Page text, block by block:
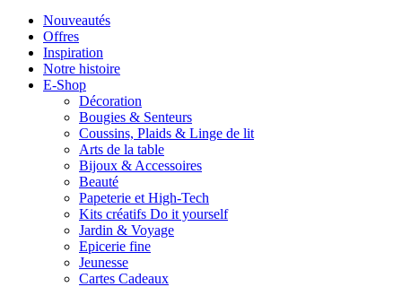
Nouveautés
Offres
Inspiration
Notre histoire
E-Shop
Décoration
Bougies & Senteurs
Coussins, Plaids & Linge de lit
Arts de la table
Bijoux & Accessoires
Beauté
Papeterie et High-Tech
Kits créatifs Do it yourself
Jardin & Voyage
Epicerie fine
Jeunesse
Cartes Cadeaux